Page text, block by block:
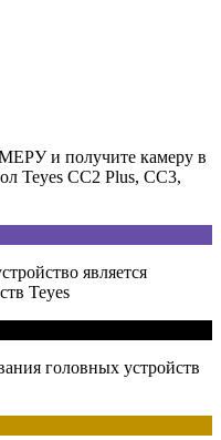
и получите камеру в
Teyes CC2 Plus, CC3,
является
Teyes
головных устройств